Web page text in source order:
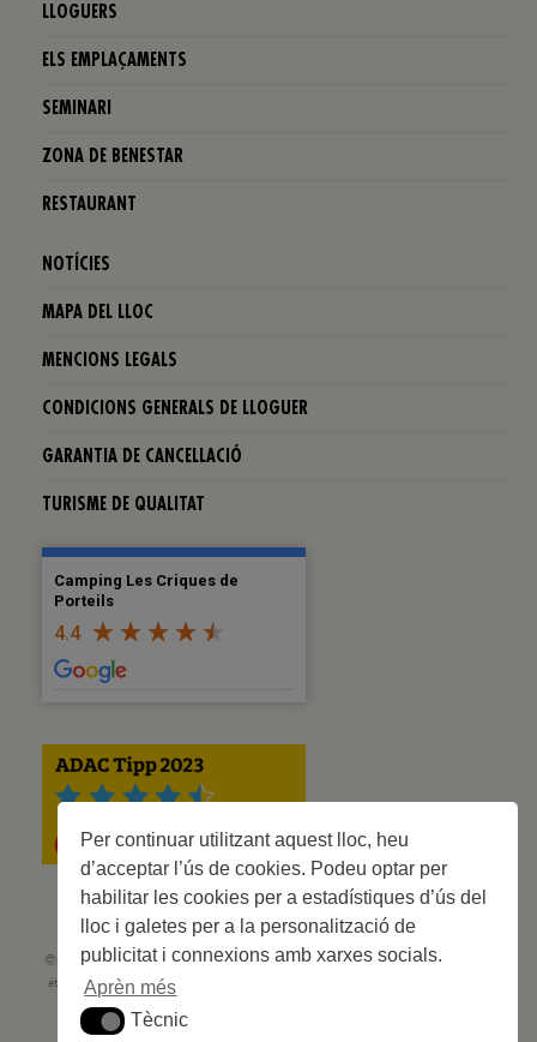
Per continuar utilitzant aquest lloc, heu
d’acceptar l’ús de cookies. Podeu optar per
habilitar les cookies per a estadístiques d’ús del
lloc i galetes per a la personalització de
publicitat i connexions amb xarxes socials.
Aprèn més
TècnicTècnic
LLOGUERS
ELS EMPLAÇAMENTS
SEMINARI
ZONA DE BENESTAR
RESTAURANT
NOTÍCIES
MAPA DEL LLOC
MENCIONS LEGALS
CONDICIONS GENERALS DE LLOGUER
GARANTIA DE CANCELLACIÓ
TURISME DE QUALITAT
Camping Les Criques de
Porteils
4.4
©2023 Les Criques de Porteils | SIRET: 539 925 636 00026 - Classement 5
étoiles Tourisme N° C66-001852-002 du 5 août 2021 - 247 Emplacements